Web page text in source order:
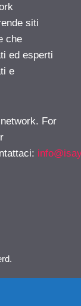
siti
che
ed esperti
e
For
: